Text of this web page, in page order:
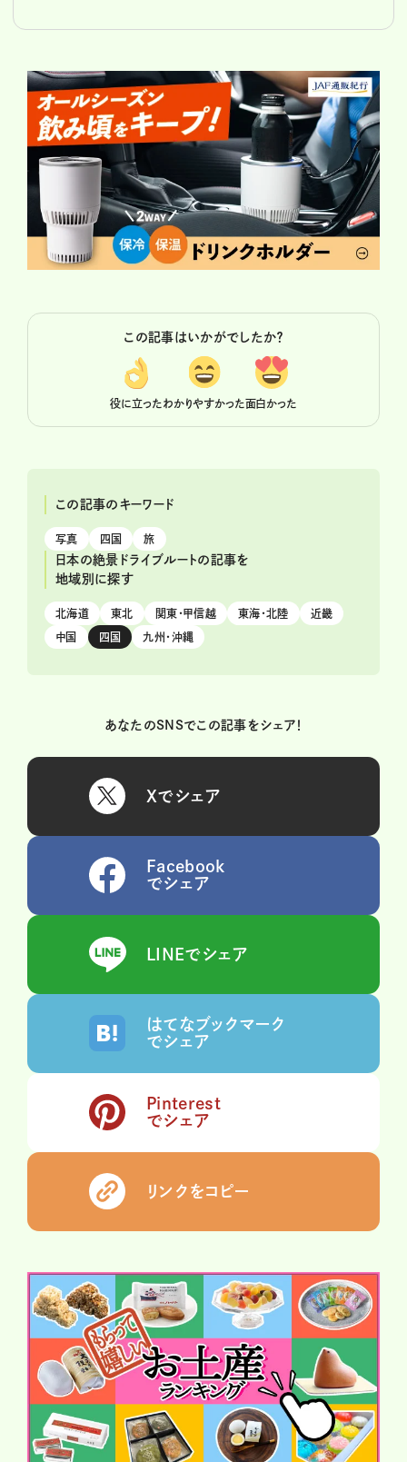
この記事はいかがでしたか？
役に立ったわかりやすかった面白かった
この記事のキーワード
写真 四国 旅
日本の絶景ドライブルートの記事を
地域別に探す
北海道 東北 関東・甲信越 東海・北陸 近畿
中国 四国 九州・沖縄
あなたのSNSでこの記事をシェア！
Xでシェア
Facebook
でシェア
LINEでシェア
はてなブックマーク
でシェア
Pinterest
でシェア
リンクをコピー